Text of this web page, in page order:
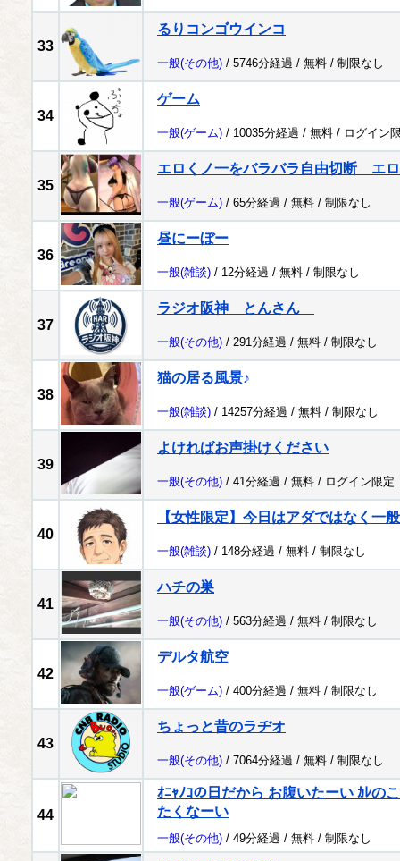
33
るりコンゴウインコ
一般(その他) / 5746分経過 / 無料 / 制限なし
34
ゲーム
一般(ゲーム) / 10035分経過 / 無料 / ログイン
35
エロくノ一をバラバラ自由切断 エ
一般(ゲーム) / 65分経過 / 無料 / 制限なし
36
昼にーぼー
一般(雑談) / 12分経過 / 無料 / 制限なし
37
ラジオ阪神 とんさん
一般(その他) / 291分経過 / 無料 / 制限なし
38
猫の居る風景♪
一般(雑談) / 14257分経過 / 無料 / 制限なし
39
よければお声掛けください
一般(その他) / 41分経過 / 無料 / ログイン限定
40
【女性限定】今日はアダではなく一
一般(雑談) / 148分経過 / 無料 / 制限なし
41
ハチの巣
一般(その他) / 563分経過 / 無料 / 制限なし
42
デルタ航空
一般(ゲーム) / 400分経過 / 無料 / 制限なし
43
ちょっと昔のラヂオ
一般(その他) / 7064分経過 / 無料 / 制限なし
44
ｵﾆｬﾉｺの日だから お腹いたーい ｶﾚの
たくなーい
一般(その他) / 49分経過 / 無料 / 制限なし